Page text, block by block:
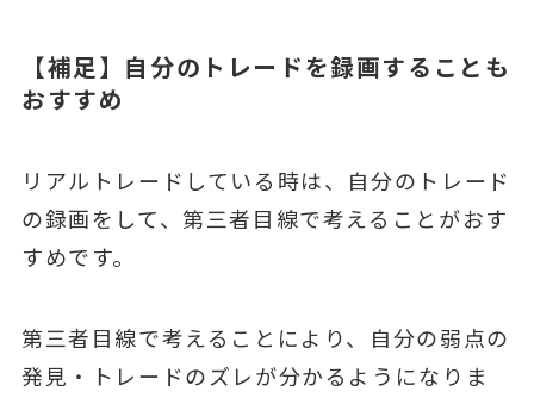
【補足】自分のトレードを録画することも
おすすめ
リアルトレードしている時は、自分のトレード
の録画をして、第三者目線で考えることがおす
すめです。
第三者目線で考えることにより、自分の弱点の
発見・トレードのズレが分かるようになりま